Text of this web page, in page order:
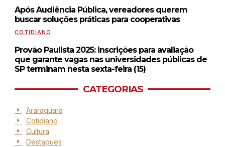
Após Audiência Pública, vereadores querem
buscar soluções práticas para cooperativas
COTIDIANO
Provão Paulista 2025: inscrições para avaliação
que garante vagas nas universidades públicas de
SP terminam nesta sexta-feira (15)
CATEGORIAS
Araraquara
Cotidiano
Cultura
Destaques